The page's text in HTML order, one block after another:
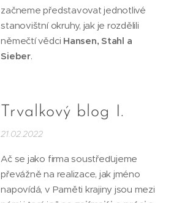
začneme představovat jednotlivé
stanovištní okruhy, jak je rozdělili
němečtí vědci Hansen, Stahl a
Sieber.
Trvalkový blog I.
21.02.2022
Ač se jako firma soustřeďujeme
převážně na realizace, jak jméno
napovídá, v Paměti krajiny jsou mezi